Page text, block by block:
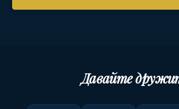
Давайте